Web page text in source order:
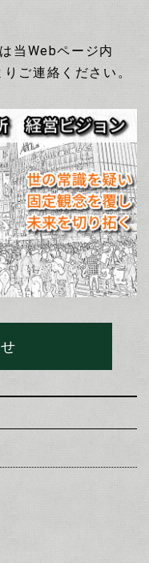
当Webページ内
りご連絡ください。